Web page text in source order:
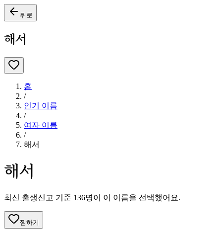
뒤로
해서
홈
/
인기 이름
/
여자 이름
/
해서
해서
최신 출생신고 기준 136명이 이 이름을 선택했어요.
찜하기